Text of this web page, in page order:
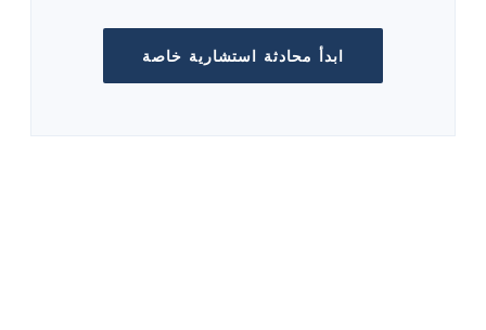
ابدأ محادثة استشارية خاصة